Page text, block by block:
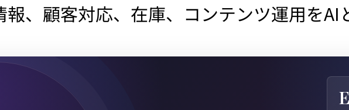
報、顧客対応、在庫、コンテンツ運用をAI